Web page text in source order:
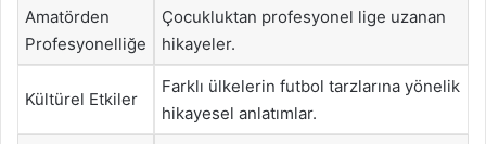
Amatörden
Profesyonelliğe
Çocukluktan profesyonel lige uzanan
hikayeler.
Kültürel Etkiler
Farklı ülkelerin futbol tarzlarına yönelik
hikayesel anlatımlar.